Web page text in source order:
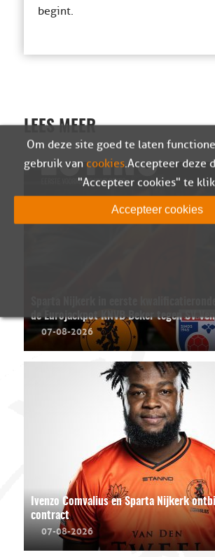
begint.
LEES MEER
de Eurojackpot KNVB Beker tegen SV
07-08-2026
Ivenzo Comvalius en Sparta Nijkerk
contract
07-08-2026
Om deze site goed te laten
gebruik van cookies. Accepteer deze
"Accepteer cookies" te
Accepteer cookies